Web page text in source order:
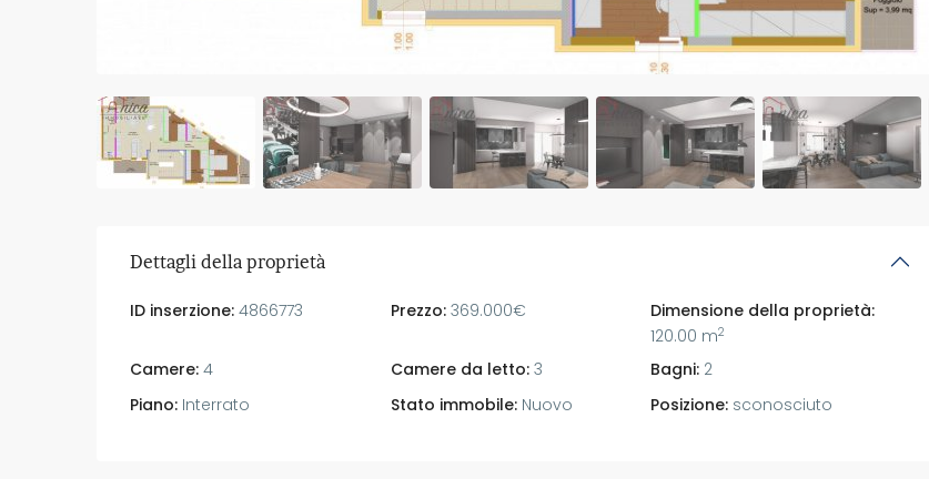
Dettagli della proprietà
ID inserzione: 4866773 Prezzo:369.000€
Dimensione della proprietà:
120.00 m2
Camere: 4 Camere da letto:3 Bagni: 2
Piano: Interrato Stato immobile:Nuovo Posizione: sconosciuto